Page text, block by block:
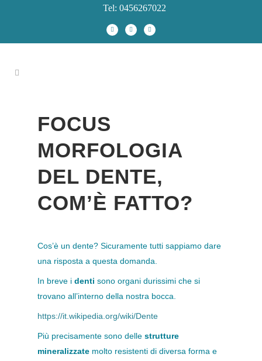
Tel: 0456267022
FOCUS
MORFOLOGIA
DEL DENTE,
COM’È FATTO?
Cos’è un dente? Sicuramente tutti sappiamo dare
una risposta a questa domanda.
In breve i denti sono organi durissimi che si
trovano all’interno della nostra bocca.
https://it.wikipedia.org/wiki/Dente
Più precisamente sono delle strutture
mineralizzate molto resistenti di diversa forma e